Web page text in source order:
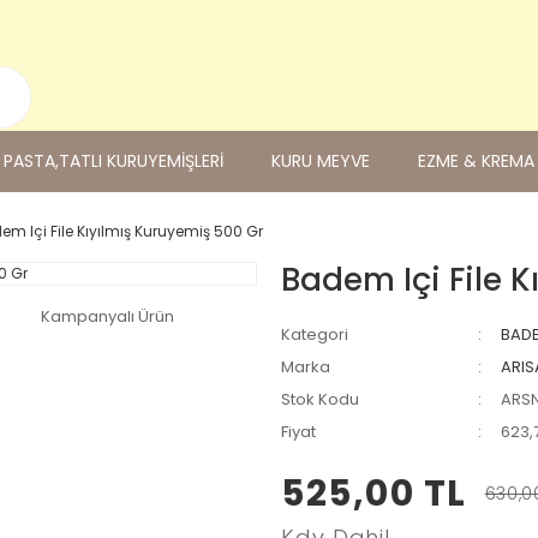
PASTA,TATLI KURUYEMİŞLERİ KURU MEYVE EZME & KREMA
Içi File Kıyılmış Kuruyemiş 500 Gr
Kampanyalı Ürün
Badem Içi File
Kategori
Marka
Stok Kodu
Fiyat
525,00 TL